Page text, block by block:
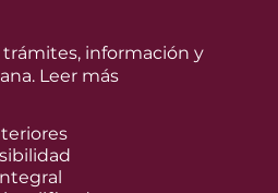
información y
Leer más